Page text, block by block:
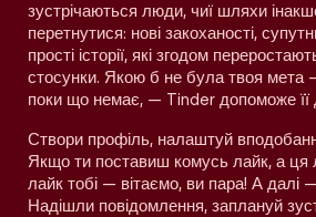
зустрічаються люди, чиї шляхи
перетнутися: нові закоханості,
прості історії, які згодом
стосунки. Якою б не була твоя мета —
поки що немає, — Tinder допоможе її
Створи профіль, налаштуй
Якщо ти поставиш комусь лайк, а ця
лайк тобі — вітаємо, ви пара! А далі
Надішли повідомлення, заплануй